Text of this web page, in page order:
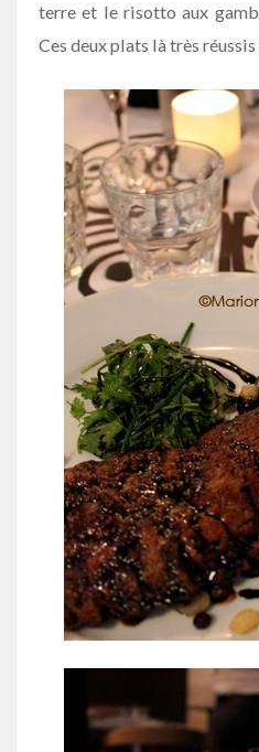
terre et le risotto aux
Ces deux plats là très réussis